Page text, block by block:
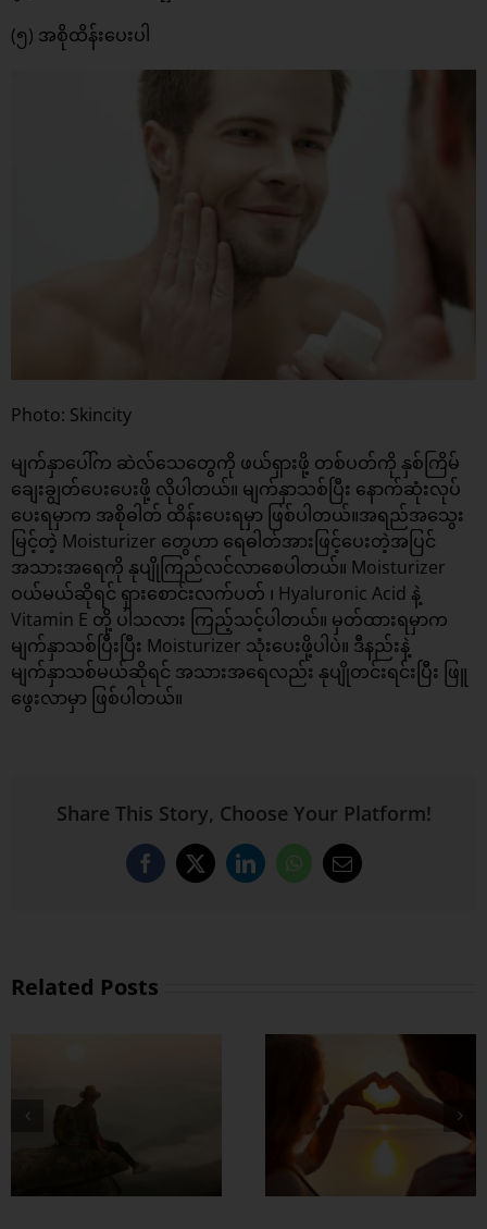
(၅) အစိုထိန်းပေးပါ
Photo: Skincity
မျက်နှာပေါ်က ဆဲလ်သေတွေကို ဖယ်ရှားဖို့ တစ်ပတ်ကို နှစ်ကြိမ်
ချေးချွတ်ပေးပေးဖို့ လိုပါတယ်။ မျက်နှာသစ်ပြီး နောက်ဆုံးလုပ်
ပေးရမှာက အစိုဓါတ် ထိန်းပေးရမှာ ဖြစ်ပါတယ်။အရည်အသွေး
မြင့်တဲ့ Moisturizer တွေဟာ ရေဓါတ်အားဖြင့်ပေးတဲ့အပြင်
အသားအရေကို နုပျိုကြည်လင်လာစေပါတယ်။ Moisturizer
ဝယ်မယ်ဆိုရင် ရှားစောင်းလက်ပတ် ၊ Hyaluronic Acid နဲ့
Vitamin E တို့ ပါသလား ကြည့်သင့်ပါတယ်။ မှတ်ထားရမှာက
မျက်နှာသစ်ပြီးပြီး Moisturizer သုံးပေးဖို့ပါပဲ။ ဒီနည်းနဲ့
မျက်နှာသစ်မယ်ဆိုရင် အသားအရေလည်း နုပျိုတင်းရင်းပြီး ဖြူ
ဖွေးလာမှာ ဖြစ်ပါတယ်။
Share This Story, Choose Your Platform!
Facebook
X LinkedInWhatsApp
Email
Related Posts
အချစ်တွေ ပိုတိုးလာ